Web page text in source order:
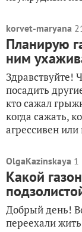
korvet-maryana
Планирую
ним
Здравствуйте!
посадить
кто сажал
когда сажать,
агрессивен
OlgaKazinskaya 1
Какой
Добрый день!
переехали